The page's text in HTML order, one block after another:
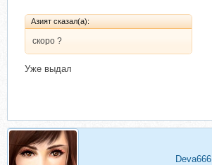
Азият сказал(а):
скоро ?
Уже выдал
Deva666